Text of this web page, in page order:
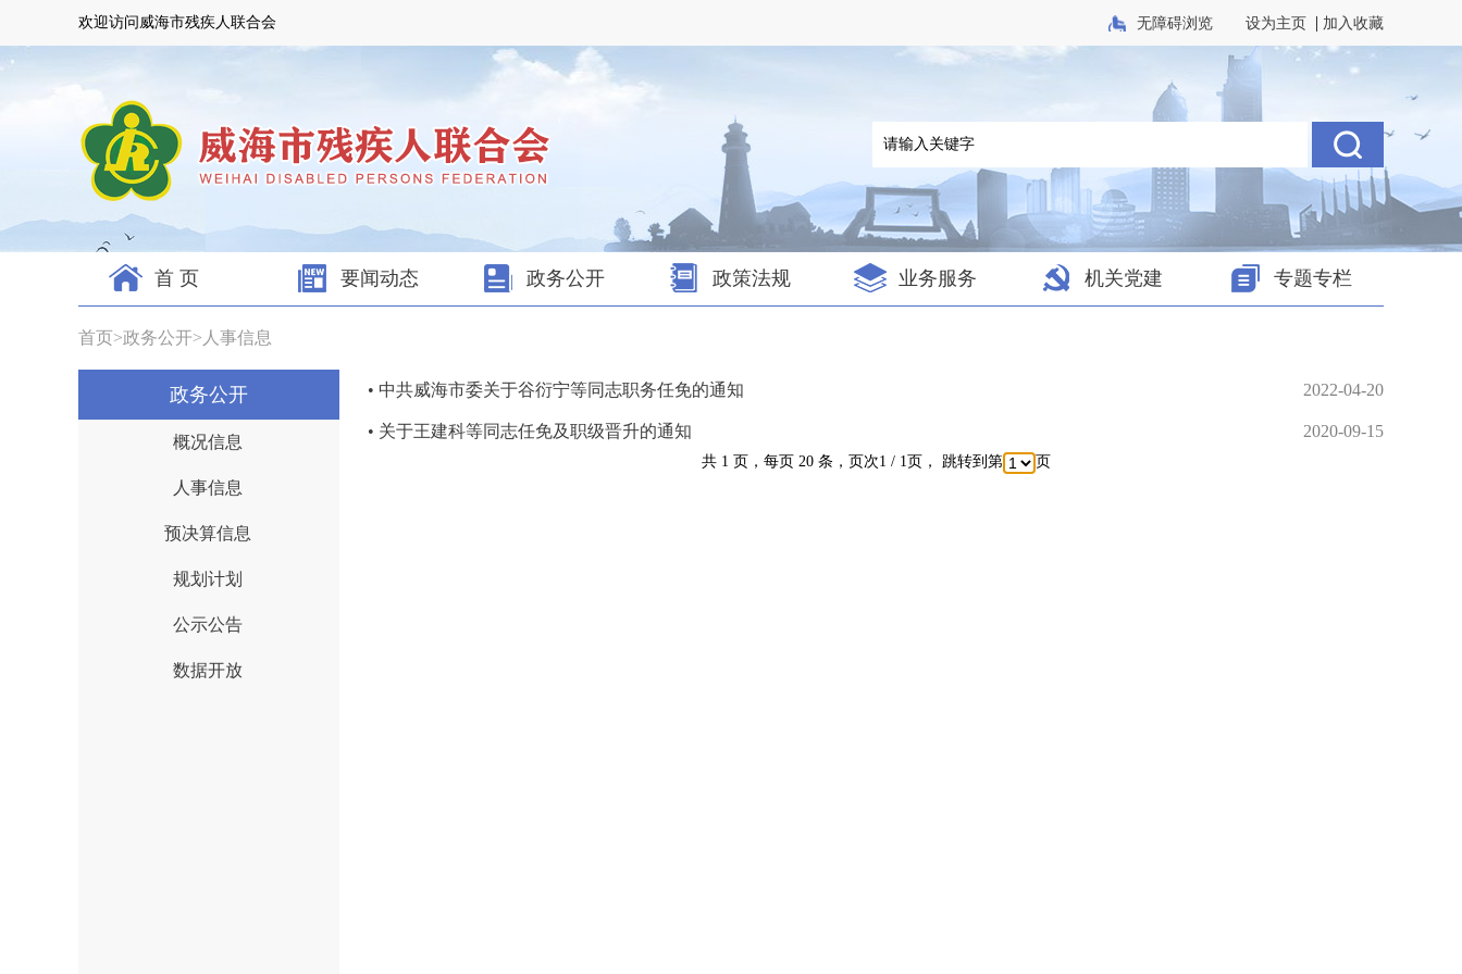
欢迎访问威海市残疾人联合会 无障碍浏览 设为主页 | 加入收藏
首 页 要闻动态 政务公开 政策法规 业务服务 机关党建 专题专栏
首页>政务公开> 人事信息
政务公开
概况信息
人事信息
预决算信息
规划计划
公示公告
数据开放
• 中共威海市委关于谷衍宁等同志职务任免的通知 2022-04-20
• 关于王建科等同志任免及职级晋升的通知 2020-09-15
共 1 页，每页 20 条，页次1 / 1页， 跳转到第 页